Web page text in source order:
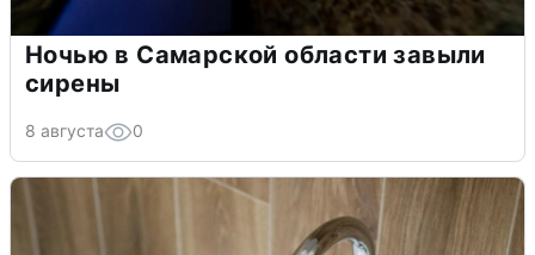
Ночью в Самарской области завыли
сирены
8 августа 0